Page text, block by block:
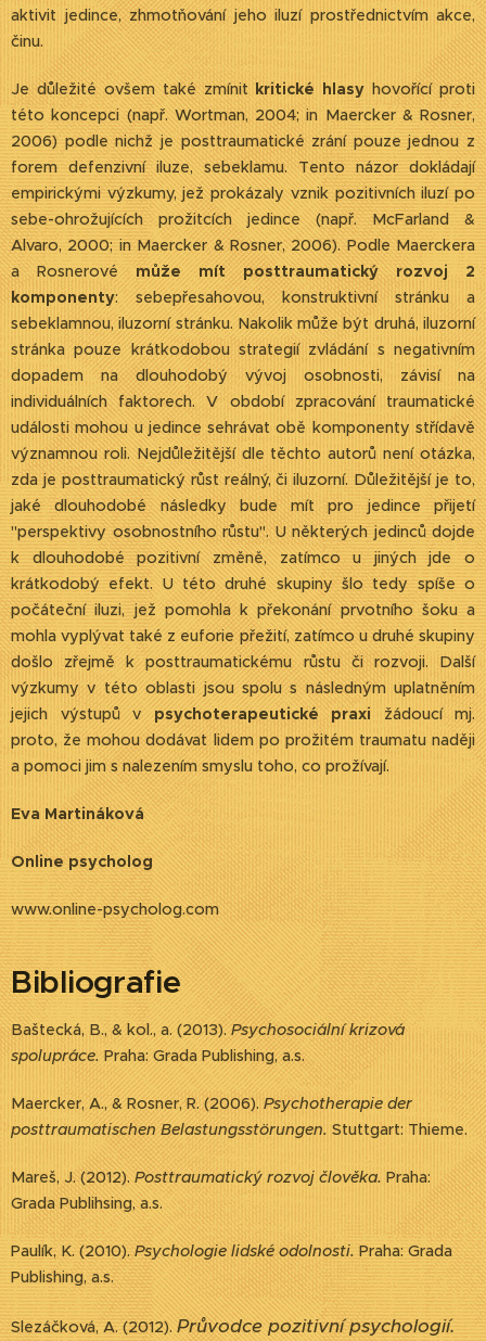
aktivit jedince, zhmotňování jeho iluzí prostřednictvím akce,
činu.
Je důležité ovšem také zmínit kritické hlasy hovořící proti
této koncepci (např. Wortman, 2004; in Maercker & Rosner,
2006) podle nichž je posttraumatické zrání pouze jednou z
forem defenzivní iluze, sebeklamu. Tento názor dokládají
empirickými výzkumy, jež prokázaly vznik pozitivních iluzí po
sebe-ohrožujících prožitcích jedince (např. McFarland &
Alvaro, 2000; in Maercker & Rosner, 2006). Podle Maerckera
a Rosnerové může mít posttraumatický rozvoj 2
komponenty: sebepřesahovou, konstruktivní stránku a
sebeklamnou, iluzorní stránku. Nakolik může být druhá, iluzorní
stránka pouze krátkodobou strategií zvládání s negativním
dopadem na dlouhodobý vývoj osobnosti, závisí na
individuálních faktorech. V období zpracování traumatické
události mohou u jedince sehrávat obě komponenty střídavě
významnou roli. Nejdůležitější dle těchto autorů není otázka,
zda je posttraumatický růst reálný, či iluzorní. Důležitější je to,
jaké dlouhodobé následky bude mít pro jedince přijetí
"perspektivy osobnostního růstu". U některých jedinců dojde
k dlouhodobé pozitivní změně, zatímco u jiných jde o
krátkodobý efekt. U této druhé skupiny šlo tedy spíše o
počáteční iluzi, jež pomohla k překonání prvotního šoku a
mohla vyplývat také z euforie přežití, zatímco u druhé skupiny
došlo zřejmě k posttraumatickému růstu či rozvoji. Další
výzkumy v této oblasti jsou spolu s následným uplatněním
jejich výstupů vpsychoterapeutické praxi žádoucí mj.
proto, že mohou dodávat lidem po prožitém traumatu naději
a pomoci jim s nalezením smyslu toho, co prožívají.
Eva Martináková
Online psycholog
www.online-psycholog.com
Bibliografie
Baštecká, B., & kol., a. (2013).Psychosociální krizová
spolupráce. Praha: Grada Publishing, a.s.
Maercker, A., & Rosner, R. (2006). Psychotherapie der
posttraumatischen Belastungsstörungen. Stuttgart: Thieme.
Mareš, J. (2012).Posttraumatický rozvoj člověka. Praha:
Grada Publihsing, a.s.
Paulík, K. (2010).Psychologie lidské odolnosti. Praha: Grada
Publishing, a.s.
Slezáčková, A. (2012).Průvodce pozitivní psychologií.